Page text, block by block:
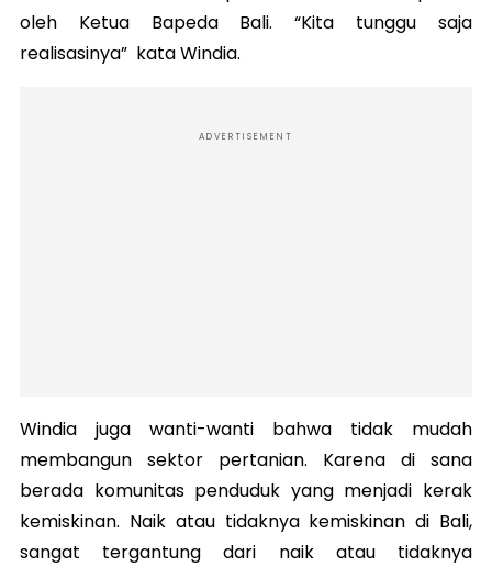
oleh Ketua Bapeda Bali. “Kita tunggu saja
realisasinya” kata Windia.
ADVERTISEMENT
Windia juga wanti-wanti bahwa tidak mudah
membangun sektor pertanian. Karena di sana
berada komunitas penduduk yang menjadi kerak
kemiskinan. Naik atau tidaknya kemiskinan di Bali,
sangat tergantung dari naik atau tidaknya